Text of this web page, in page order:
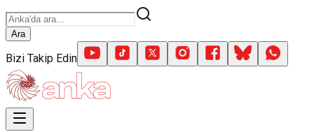
Ara
Bizi Takip Edin